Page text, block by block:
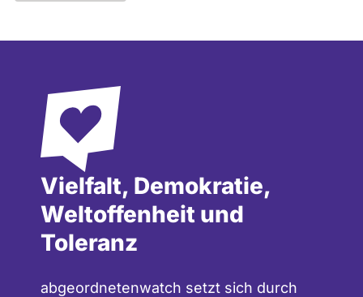
Vielfalt, Demokratie,
Weltoffenheit und
Toleranz
abgeordnetenwatch setzt sich durch